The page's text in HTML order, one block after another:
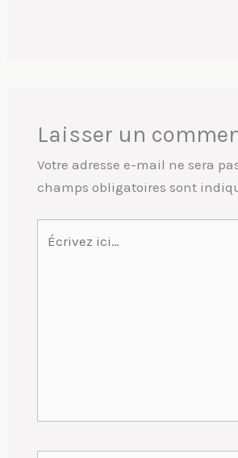
Laisser un
Votre adresse e-mail ne sera
champs obligatoires sont